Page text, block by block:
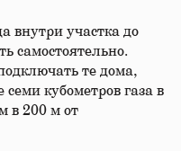
внутри участка до
самостоятельно.
те дома,
кубометров газа в
в 200 м от